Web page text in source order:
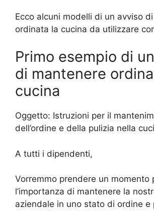
Ecco alcuni modelli di un avviso
ordinata la cucina da utilizzare
Primo esempio di
di mantenere
cucina
Oggetto: Istruzioni per il
dell’ordine e della pulizia nella
A tutti i dipendenti,
Vorremmo prendere un momento
l’importanza di mantenere la
aziendale in uno stato di ordine e